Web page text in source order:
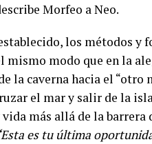
Morfeo a Neo.
los métodos y
mismo modo que en la
la caverna hacia el “otro
el mar y salir de la
más allá de la barrera
Esta es tu última